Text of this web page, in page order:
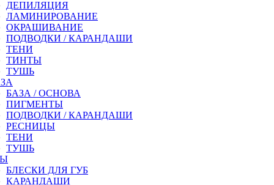
ДЕПИЛЯЦИЯ
ЛАМИНИРОВАНИЕ
ОКРАШИВАНИЕ
ПОДВОДКИ / КАРАНДАШИ
ТЕНИ
ТИНТЫ
ТУШЬ
БАЗА / ОСНОВА
ПИГМЕНТЫ
ПОДВОДКИ / КАРАНДАШИ
РЕСНИЦЫ
ТЕНИ
ТУШЬ
БЛЕСКИ ДЛЯ ГУБ
КАРАНДАШИ